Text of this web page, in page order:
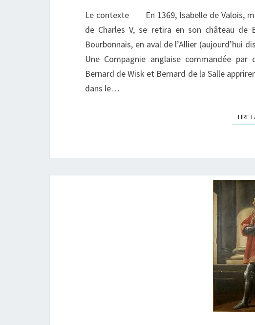
Le contexte En 1369, Isabelle de Valois,
de Charles V, se retira en son château de
Bourbonnais, en aval de l’Allier (aujourd’hui
Une Compagnie anglaise commandée
Bernard de Wisk et Bernard de la Salle
dans le…
LIRE